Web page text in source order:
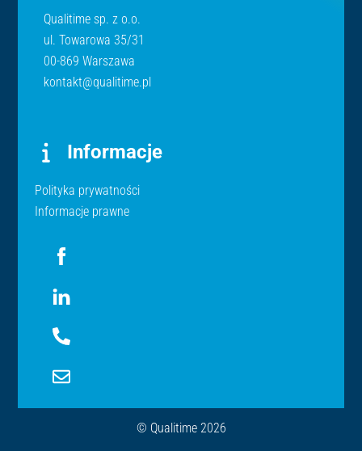
Qualitime sp. z o.o.
ul. Towarowa 35/31
00-869 Warszawa
kontakt@qualitime.pl
Informacje
Polityka prywatności
Informacje prawne
Icon
label
Icon
label
Icon
label
Icon
label
© Qualitime 2026